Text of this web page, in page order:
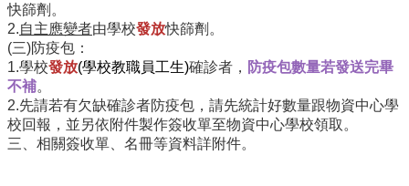
學
校
特
色
校
園
快篩劑 。
2.自主應變者由學校發放快篩劑。
(三)防疫包：
1.學校發放(學校教職員工生)確診者， 防疫包數量若發送完畢
不補。
2.先請若有欠缺確診者防疫包，請先統計好數量跟物資中心學
校回報，並另依附件製作簽收單至物資中心學校領取。
三、相關簽收單、名冊等資料詳附件。